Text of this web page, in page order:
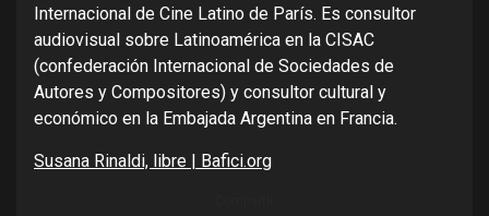
Internacional de Cine Latino de París. Es consultor
audiovisual sobre Latinoamérica en la CISAC
(confederación Internacional de Sociedades de
Autores y Compositores) y consultor cultural y
económico en la Embajada Argentina en Francia.
Susana Rinaldi, libre | Bafici.org